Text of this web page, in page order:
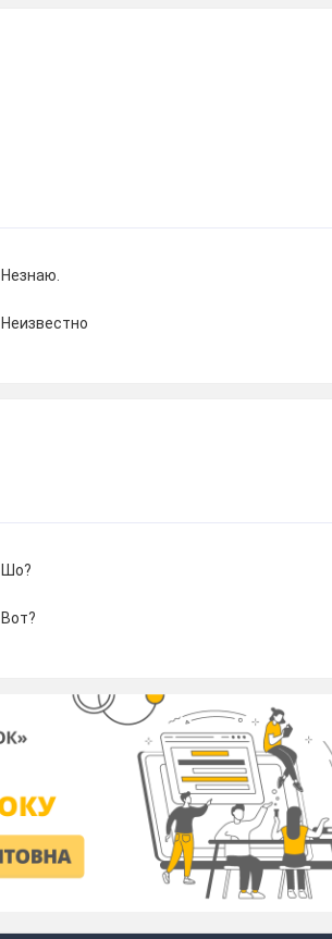
Незнаю.
Неизвестно
Шо?
Вот?